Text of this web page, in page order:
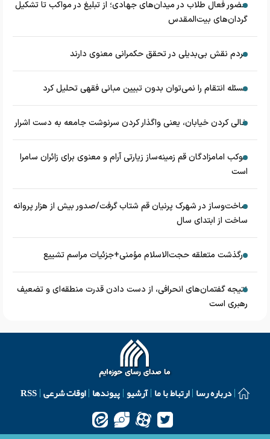
حضور فعال طلاب در میدان‌های جهادی؛ از تبلیغ در مواکب تا تشکیل
گردان‌های بیت‌المقدس
مردم نقش بی‌بدیلی در تحقق حکمرانی معنوی دارند
مسئله انتقام را نمی‌توان بدون تبیین مبانی فقهی تحلیل کرد
خالی کردن خیابان، یعنی واگذار کردن سرنوشت جامعه به دست اشرار
موکب امامزادگان قم زمینه‌ساز زیارتی آرام و معنوی برای زائران سامرا
است
ساخت‌وساز در شهرک پرنیان قم شتاب گرفت/صدور بیش از هزار پروانه
ساخت از ابتدای سال
درگذشت متعلقه حجت‌الاسلام مؤمنی+جزئیات مراسم تشییع
نتیجه گفتمان‌های انحرافی، از دست دادن قدرت منطقه‌ای و تضعیف
رهبری است
درباره رسا ارتباط با ما آرشیو پیوندها اوقات شرعی RSS